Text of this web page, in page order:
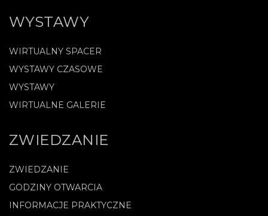
WYSTAWY
WIRTUALNY SPACER
WYSTAWY CZASOWE
WYSTAWY
WIRTUALNE GALERIE
ZWIEDZANIE
ZWIEDZANIE
GODZINY OTWARCIA
INFORMACJE PRAKTYCZNE